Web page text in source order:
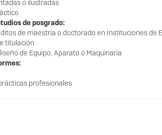
o ilustradas
de posgrado:
de maestría o doctorado en Instituciones de
titulación
de Equipo, Aparato o Maquinaria
profesionales